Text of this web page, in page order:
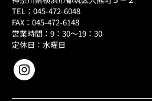
TEL：045-472-6048
FAX：045-472-6148
営業時間：9：30～19：30
定休日：水曜日